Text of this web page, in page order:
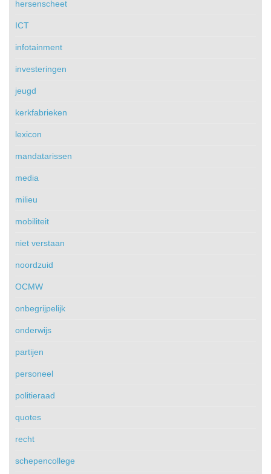
hersenscheet
ICT
infotainment
investeringen
jeugd
kerkfabrieken
lexicon
mandatarissen
media
milieu
mobiliteit
niet verstaan
noordzuid
OCMW
onbegrijpelijk
onderwijs
partijen
personeel
politieraad
quotes
recht
schepencollege